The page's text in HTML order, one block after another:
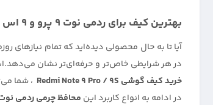
بهترین کیف برای ردمی نوت 9 پرو و 9 اس مدل چرمی کلاسوری : لوکس و کاربردی با پوشش 360
آیا تا به حال محصولی دیده‌اید که تمام نیازهای
در هر شرایطی خاص‌تر و حرفه‌ای‌تر نشان می‌دهد.
خرید کیف گوشی Redmi Note 9 Pro / 9S
، شما
در ادامه به انواع کاربرد این محافظ چرمی ردمی نوت 9